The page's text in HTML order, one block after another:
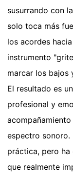
susurrando con
solo toca más
los acordes
instrumento
marcar los bajos
El resultado es
profesional y
espectro
práctica, pero
que realmente